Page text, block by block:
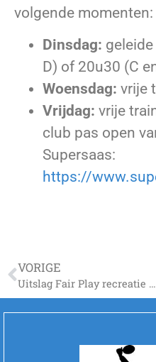
volgende momenten:
Dinsdag:
D) of 20u30 (C
Woensdag: vrije
Vrijdag: vrije
club pas open
Supersaas:
https://
VORIGE
Uitslag Fair Play recreatie afdeling 2022-2023